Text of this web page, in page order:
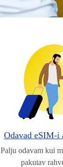
Odavad eSIM-i
Palju odavam kui
pakutav